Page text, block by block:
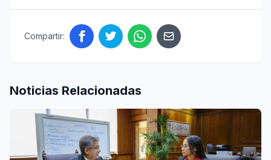
Compartir:
Noticias Relacionadas